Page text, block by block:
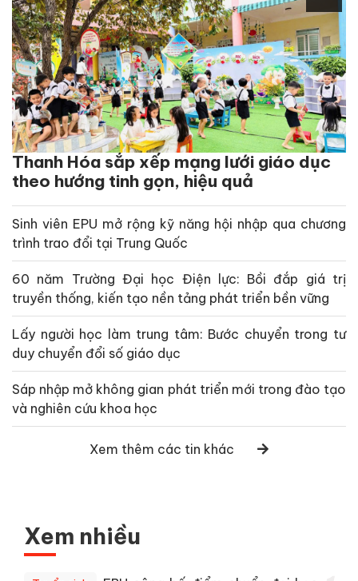
Thanh Hóa sắp xếp mạng lưới giáo dục
theo hướng tinh gọn, hiệu quả
Sinh viên EPU mở rộng kỹ năng hội nhập qua chương
trình trao đổi tại Trung Quốc
60 năm Trường Đại học Điện lực: Bồi đắp giá trị
truyền thống, kiến tạo nền tảng phát triển bền vững
Lấy người học làm trung tâm: Bước chuyển trong tư
duy chuyển đổi số giáo dục
Sáp nhập mở không gian phát triển mới trong đào tạo
và nghiên cứu khoa học
Xem thêm các tin khác
Xem nhiều